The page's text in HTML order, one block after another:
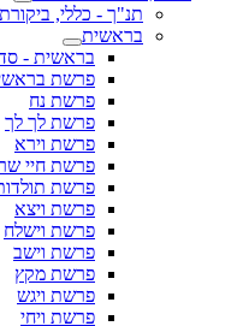
תנ"ך - כללי,
בראשית
בראשית -
פרשת
פרשת נח
פרשת לך לך
פרשת וירא
פרשת חיי
פרשת
פרשת ויצא
פרשת וישלח
פרשת וישב
פרשת מקץ
פרשת ויגש
פרשת ויחי